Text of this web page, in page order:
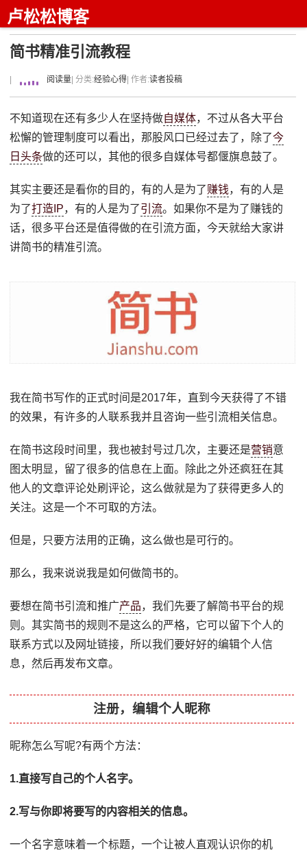
卢松松博客
简书精准引流教程
阅读量 | 分类:经验心得 | 作者:读者投稿
不知道现在还有多少人在坚持做自媒体，不过从各大平台
松懈的管理制度可以看出，那股风口已经过去了，除了今
日头条做的还可以，其他的很多自媒体号都偃旗息鼓了。
其实主要还是看你的目的，有的人是为了赚钱，有的人是
为了打造IP，有的人是为了引流。如果你不是为了赚钱的
话，很多平台还是值得做的在引流方面，今天就给大家讲
讲简书的精准引流。
我在简书写作的正式时间是2017年，直到今天获得了不错
的效果，有许多的人联系我并且咨询一些引流相关信息。
在简书这段时间里，我也被封号过几次，主要还是营销意
图太明显，留了很多的信息在上面。除此之外还疯狂在其
他人的文章评论处刷评论，这么做就是为了获得更多人的
关注。这是一个不可取的方法。
但是，只要方法用的正确，这么做也是可行的。
那么，我来说说我是如何做简书的。
要想在简书引流和推广产品，我们先要了解简书平台的规
则。其实简书的规则不是这么的严格，它可以留下个人的
联系方式以及网址链接，所以我们要好好的编辑个人信
息，然后再发布文章。
注册，编辑个人昵称
昵称怎么写呢?有两个方法：
1.直接写自己的个人名字。
2.写与你即将要写的内容相关的信息。
一个名字意味着一个标题，一个让被人直观认识你的机